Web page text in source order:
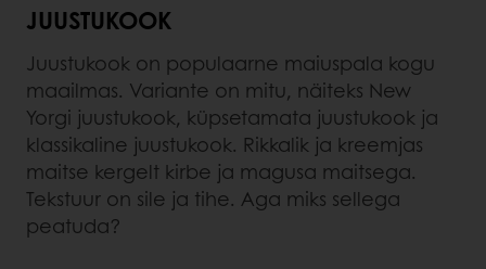
JUUSTUKOOK
Juustukook on populaarne maiuspala kogu
maailmas. Variante on mitu, näiteks New
Yorgi juustukook, küpsetamata juustukook ja
klassikaline juustukook. Rikkalik ja kreemjas
maitse kergelt kirbe ja magusa maitsega.
Tekstuur on sile ja tihe. Aga miks sellega
peatuda?